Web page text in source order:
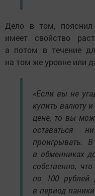
Дело в том, пояснил
имеет свойство
а потом в течение
на том же уровне или
«Если вы не
купить валюту
цене, то вы
проигрывать.
в обменниках
собственно,
по 100 рублей
в период